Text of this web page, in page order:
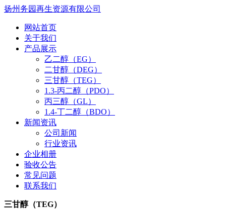
扬州务园再生资源有限公司
网站首页
关于我们
产品展示
乙二醇（EG）
二甘醇（DEG）
三甘醇（TEG）
1.3-丙二醇（PDO）
丙三醇（GL）
1.4-丁二醇（BDO）
新闻资讯
公司新闻
行业资讯
企业相册
验收公告
常见问题
联系我们
三甘醇（TEG）